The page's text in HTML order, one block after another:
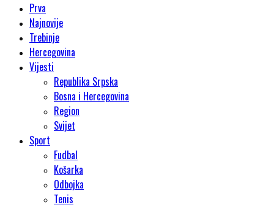
Prva
Najnovije
Trebinje
Hercegovina
Vijesti
Republika Srpska
Bosna i Hercegovina
Region
Svijet
Sport
Fudbal
Košarka
Odbojka
Tenis